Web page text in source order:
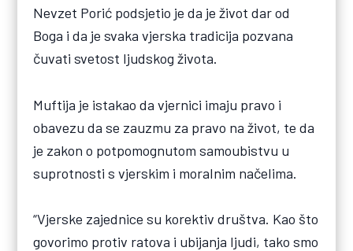
Nevzet Porić podsjetio je da je život dar od
Boga i da je svaka vjerska tradicija pozvana
čuvati svetost ljudskog života.
Muftija je istakao da vjernici imaju pravo i
obavezu da se zauzmu za pravo na život, te da
je zakon o potpomognutom samoubistvu u
suprotnosti s vjerskim i moralnim načelima.
“Vjerske zajednice su korektiv društva. Kao što
govorimo protiv ratova i ubijanja ljudi, tako smo